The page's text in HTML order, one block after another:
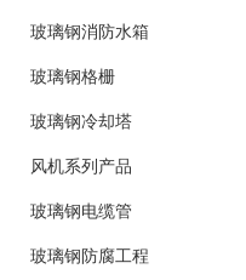
玻璃钢消防水箱
玻璃钢格栅
玻璃钢冷却塔
风机系列产品
玻璃钢电缆管
玻璃钢防腐工程